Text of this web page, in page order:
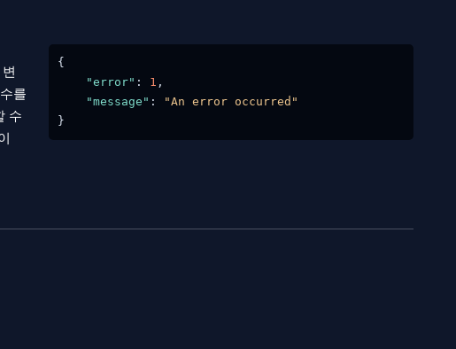
를
수
{
"error" : 1 ,
"message" :
"An error occurred"
}